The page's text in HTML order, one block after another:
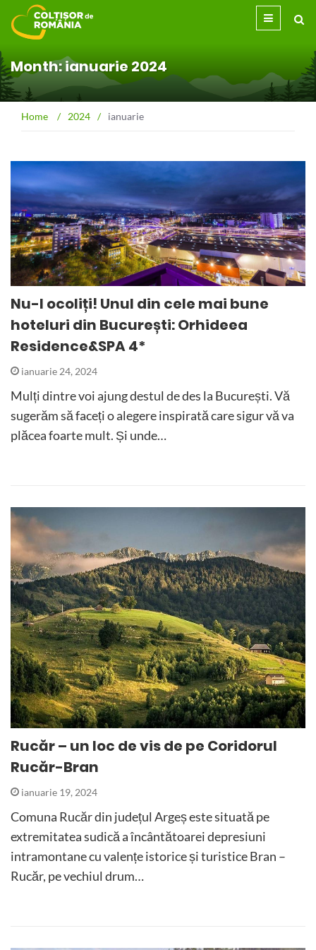
Month: ianuarie 2024
Home / 2024 / ianuarie
Nu-l ocoliți! Unul din cele mai bune
hoteluri din București: Orhideea
Residence&SPA 4*
ianuarie 24, 2024
Mulți dintre voi ajung destul de des la București. Vă
sugerăm să faceți o alegere inspirată care sigur vă va
plăcea foarte mult. Și unde…
Rucăr – un loc de vis de pe Coridorul
Rucăr-Bran
ianuarie 19, 2024
Comuna Rucăr din județul Argeș este situată pe
extremitatea sudică a încântătoarei depresiuni
intramontane cu valențe istorice și turistice Bran –
Rucăr, pe vechiul drum…